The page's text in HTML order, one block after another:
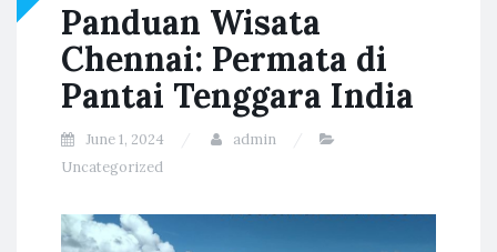
Panduan Wisata
Chennai: Permata di
Pantai Tenggara India
June 1, 2024
admin
Uncategorized